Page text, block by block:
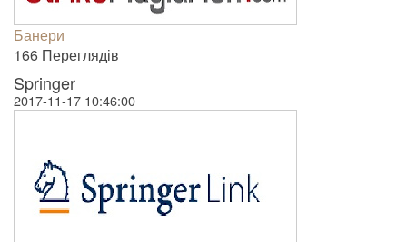
Банери
166 Пере­гля­дів
Springer
2017-11-17 10:46:00